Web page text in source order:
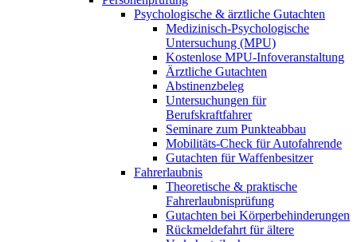
Psychologische & ärztliche Gutachten
Medizinisch-Psychologische
Untersuchung (MPU)
Kostenlose MPU-Infoveranstaltung
Ärztliche Gutachten
Abstinenzbeleg
Untersuchungen für
Berufskraftfahrer
Seminare zum Punkteabbau
Mobilitäts-Check für Autofahrende
Gutachten für Waffenbesitzer
Fahrerlaubnis
Theoretische & praktische
Fahrerlaubnisprüfung
Gutachten bei Körperbehinderungen
Rückmeldefahrt für ältere